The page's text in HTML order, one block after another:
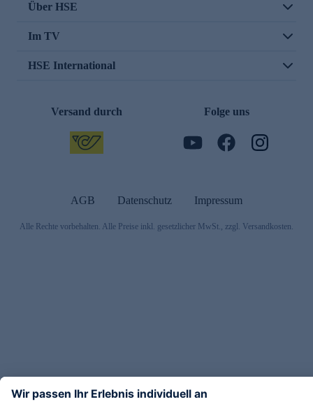
Über HSE
Im TV
HSE International
Versand durch Folge uns
AGB Datenschutz Impressum
Alle Rechte vorbehalten. Alle Preise inkl. gesetzlicher MwSt., zzgl. Versandkosten.